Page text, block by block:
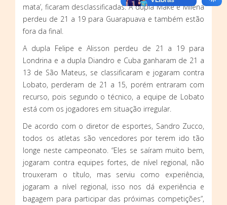
mata’, ficaram desclassificadas. A dupla Make e Milena
perdeu de 21 a 19 para Guarapuava e também estão
fora da final.
A dupla Felipe e Alisson perdeu de 21 a 19 para
Londrina e a dupla Diandro e Cuba ganharam de 21 a
13 de São Mateus, se classificaram e jogaram contra
Lobato, perderam de 21 a 15, porém entraram com
recurso, pois segundo o técnico, a equipe de Lobato
está com os jogadores em situação irregular.
De acordo com o diretor de esportes, Sandro Zucco,
todos os atletas são vencedores por terem ido tão
longe neste campeonato. “Eles se saíram muito bem,
jogaram contra equipes fortes, de nível regional, não
trouxeram o título, mas serviu como experiência,
jogaram a nível regional, isso nos dá experiência e
bagagem para participar das próximas competições”,